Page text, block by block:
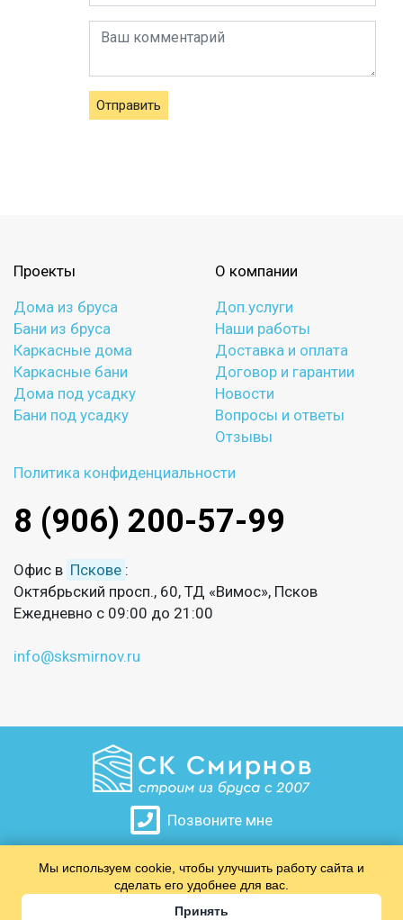
Отправить
Проекты
Дома из бруса
Бани из бруса
Каркасные дома
Каркасные бани
Дома под усадку
Бани под усадку
О компании
Доп.услуги
Наши работы
Доставка и оплата
Договор и гарантии
Новости
Вопросы и ответы
Отзывы
Политика конфиденциальности
8 (906) 200-57-99
Офис в Пскове :
Октябрьский просп., 60, ТД «Вимос», Псков
Ежедневно с 09:00 до 21:00
info@sksmirnov.ru
Позвоните мне
​​​​​​​
Мы используем cookie, чтобы улучшить работу сайта и
сделать его удобнее для вас.
Принять